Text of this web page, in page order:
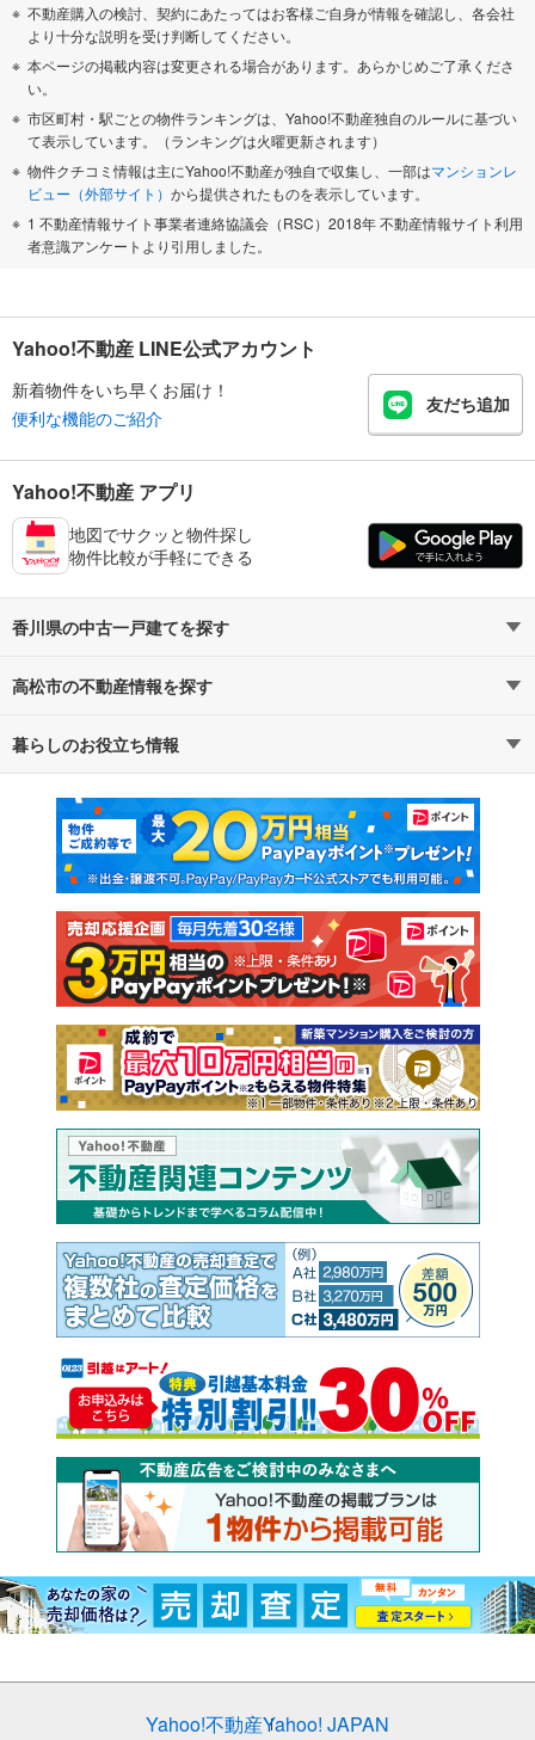
不動産購入の検討、契約にあたってはお客様ご自身が情報を確認し、各会社
より十分な説明を受け判断してください。
本ページの掲載内容は変更される場合があります。あらかじめご了承くださ
い。
市区町村・駅ごとの物件ランキングは、Yahoo!不動産独自のルールに基づい
て表示しています。（ランキングは火曜更新されます）
物件クチコミ情報は主にYahoo!不動産が独自で収集し、一部はマンションレ
ビュー（外部サイト） から提供されたものを表示しています。
1 不動産情報サイト事業者連絡協議会（RSC）2018年 不動産情報サイト利用
者意識アンケートより引用しました。
Yahoo!不動産 LINE公式アカウント
新着物件をいち早くお届け！
便利な機能のご紹介
友だち追加
Yahoo!不動産 アプリ
地図でサクッと物件探し
物件比較が手軽にできる
香川県の中古一戸建てを探す
路線・駅から探す
通勤・通学時間から探す
高松市の不動産情報を探す
不動産・住宅
新築マンション 中古マンション
新築一戸建て 中古一戸建て
注文住宅 土地
売却査定
暮らしのお役立ち情報
マンションカタログ 教えて！住まいの先生
Yahoo!不動産Yahoo! JAPAN